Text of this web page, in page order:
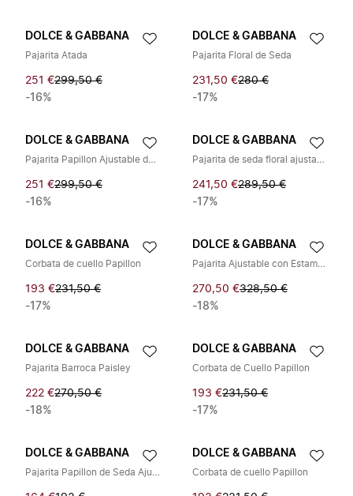
DOLCE & GABBANA
Pajarita Atada
251 €299,50 €
-16%
DOLCE & GABBANA
Pajarita Floral de Seda
231,50 €280 €
-17%
DOLCE & GABBANA
Pajarita Papillon Ajustable de Seda Estampada
251 €299,50 €
-16%
DOLCE & GABBANA
Pajarita de seda floral ajustable
241,50 €289,50 €
-17%
DOLCE & GABBANA
Corbata de cuello Papillon
193 €231,50 €
-17%
DOLCE & GABBANA
Pajarita Ajustable con Estampado de Fantasía
270,50 €328,50 €
-18%
DOLCE & GABBANA
Pajarita Barroca Paisley
222 €270,50 €
-18%
DOLCE & GABBANA
Corbata de Cuello Papillon
193 €231,50 €
-17%
DOLCE & GABBANA
Pajarita Papillon de Seda Ajustable con Estampado
DOLCE & GABBANA
Corbata de cuello Papillon